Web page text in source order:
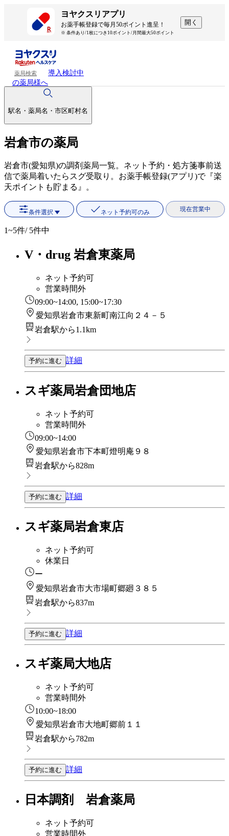
ヨヤクスリアプリ
お薬手帳登録で毎月50ポイント進呈！
※ 条件あり/1枚につき10ポイント/月間最大50ポイント
開く
薬局検索
導入検討中
の薬局様へ
駅名・薬局名・市区町村名
岩倉市の薬局
岩倉市(愛知県)の調剤薬局一覧。ネット予約・処方箋事前送
信で薬局着いたらスグ受取り。お薬手帳登録(アプリ)で『楽
天ポイントも貯まる』。
条件選択 ネット予約可のみ 現在営業中
1~5件/ 5件中
V・drug 岩倉東薬局
ネット予約可
営業時間外
09:00~14:00, 15:00~17:30
愛知県岩倉市東新町南江向２４－５
岩倉駅から1.1km
予約に進む 詳細
スギ薬局岩倉団地店
ネット予約可
営業時間外
09:00~14:00
愛知県岩倉市下本町燈明庵９８
岩倉駅から828m
予約に進む 詳細
スギ薬局岩倉東店
ネット予約可
休業日
ー
愛知県岩倉市大市場町郷廻３８５
岩倉駅から837m
予約に進む 詳細
スギ薬局大地店
ネット予約可
営業時間外
10:00~18:00
愛知県岩倉市大地町郷前１１
岩倉駅から782m
予約に進む 詳細
日本調剤 岩倉薬局
ネット予約可
営業時間外